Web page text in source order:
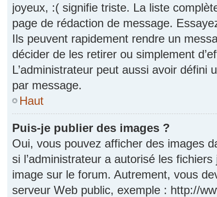
joyeux, :( signifie triste. La liste
page de rédaction de message.
Ils peuvent rapidement rendre un
décider de les retirer ou simplement
L’administrateur peut aussi avoir défini
par message.
Haut
Puis-je publier des images ?
Oui, vous pouvez afficher des images
si l’administrateur a autorisé les
image sur le forum. Autrement, vous
serveur Web public, exemple : http://